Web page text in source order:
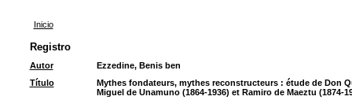
Inicio
Registro
Autor
Ezzedine, Benis ben
Título
Mythes fondateurs, mythes reconstructeurs : étude de Don
Miguel de Unamuno (1864-1936) et Ramiro de Maeztu (1874-